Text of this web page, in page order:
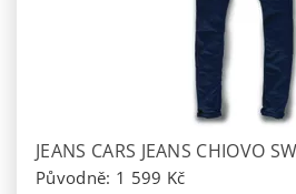
JEANS CARS JEANS CHIOVO
Původně: 1 599 Kč